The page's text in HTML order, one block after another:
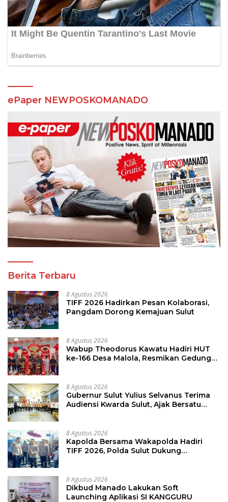
ePaper NEWPOSKOMANADO
Berita Terbaru
8 Agustus 2026
TIFF 2026 Hadirkan Pesan Kolaborasi,
Pangdam Dorong Kemajuan Sulut
8 Agustus 2026
Wabup Theodorus Kawatu Hadiri HUT
ke-166 Desa Malola, Resmikan Gedung
8 Agustus 2026
Gubernur Sulut Yulius Selvanus Terima
Audiensi Kwarda Sulut, Ajak Bersatu
8 Agustus 2026
Kapolda Bersama Wakapolda Hadiri
TIFF 2026, Polda Sulut Dukung
8 Agustus 2026
Dikbud Manado Lakukan Soft
Launching Aplikasi SI KANGGURU